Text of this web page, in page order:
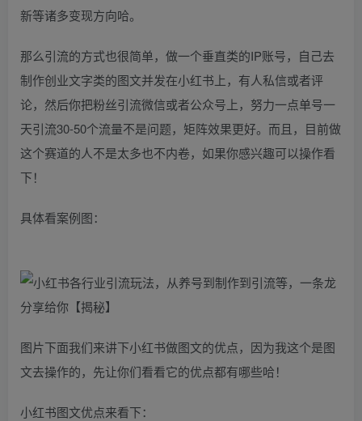
新等诸多变现方向哈。
那么引流的方式也很简单，做一个垂直类的IP账号，自己去
制作创业文字类的图文并发在小红书上，有人私信或者评
论，然后你把粉丝引流微信或者公众号上，努力一点单号一
天引流30-50个流量不是问题，矩阵效果更好。而且，目前做
这个赛道的人不是太多也不内卷，如果你感兴趣可以操作看
下！
具体看案例图：
图片下面我们来讲下小红书做图文的优点，因为我这个是图
文去操作的，先让你们看看它的优点都有哪些哈！
小红书图文优点来看下：